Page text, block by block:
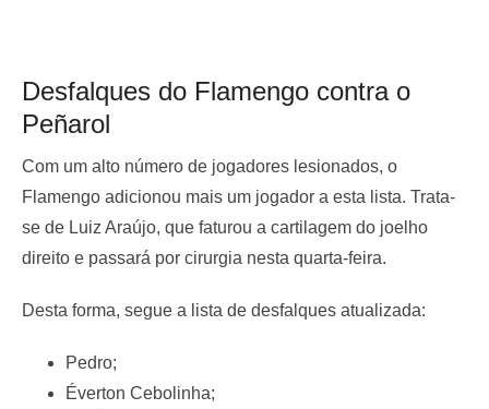
Desfalques do Flamengo contra o
Peñarol
Com um alto número de jogadores lesionados, o
Flamengo adicionou mais um jogador a esta lista. Trata-
se de Luiz Araújo, que faturou a cartilagem do joelho
direito e passará por cirurgia nesta quarta-feira.
Desta forma, segue a lista de desfalques atualizada:
Pedro;
Éverton Cebolinha;